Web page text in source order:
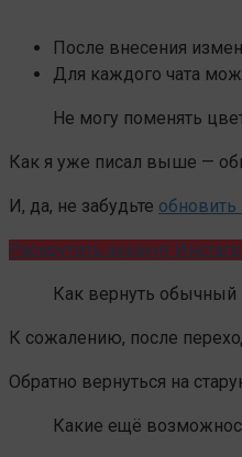
После внесения
Для каждого чата
Не могу поменять
Как я уже писал выше —
И, да, не забудьте обновить
Раскрутить аккаунт
Как вернуть
К сожалению, после
Обратно вернуться на
Какие ещё